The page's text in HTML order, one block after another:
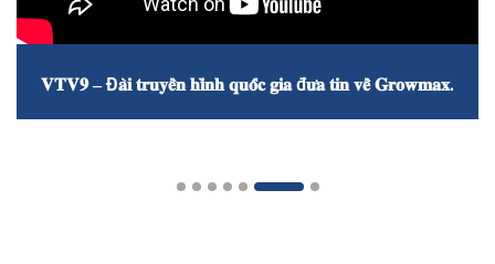
𝐕𝐓𝐕𝟗 – Đ𝐚̀𝐢 𝐭𝐫𝐮𝐲𝐞̂̀𝐧 𝐡𝐢̀𝐧𝐡 𝐪𝐮𝐨̂́𝐜 𝐠𝐢𝐚 đ𝐮̛𝐚 𝐭𝐢𝐧 𝐯𝐞̂̀ 𝐆𝐫𝐨𝐰𝐦𝐚𝐱.